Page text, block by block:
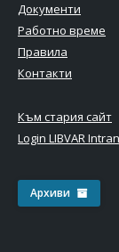
Документи
Работно време
Правила
Контакти
Към стария сайт
Login LIBVAR
Архиви